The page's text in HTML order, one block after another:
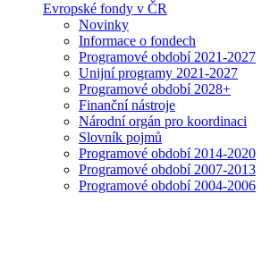
Evropské fondy v ČR
Novinky
Informace o fondech
Programové období 2021-2027
Unijní programy 2021-2027
Programové období 2028+
Finanční nástroje
Národní orgán pro koordinaci
Slovník pojmů
Programové období 2014-2020
Programové období 2007-2013
Programové období 2004-2006